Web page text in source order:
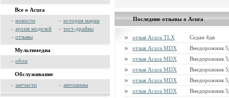
Все о Acura
» новости » история марки
» архив моделей » тест-драйвы
» отзывы
Мультимедиа
» обои
Обслуживание
» запчасти » автошины
Последние отзывы о Acura
отзыв Acura TLX
Седан 4дв
отзыв Acura MDX
Внедорожник
отзыв Acura MDX
Внедорожник
отзыв Acura MDX
Внедорожник
отзыв Acura MDX
Внедорожник
отзыв Acura MDX
Внедорожник